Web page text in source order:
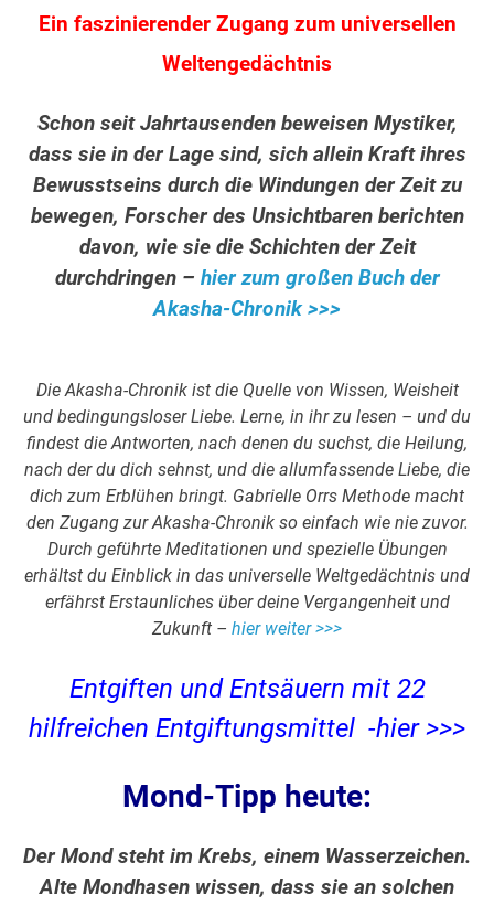
Ein faszinierender Zugang zum universellen
Weltengedächtnis
Schon seit Jahrtausenden beweisen Mystiker,
dass sie in der Lage sind, sich allein Kraft ihres
Bewusstseins durch die Windungen der Zeit zu
bewegen, Forscher des Unsichtbaren berichten
davon, wie sie die Schichten der Zeit
durchdringen – hier zum großen Buch der
Akasha-Chronik >>>
Die Akasha-Chronik ist die Quelle von Wissen, Weisheit
und bedingungsloser Liebe. Lerne, in ihr zu lesen – und du
findest die Antworten, nach denen du suchst, die Heilung,
nach der du dich sehnst, und die allumfassende Liebe, die
dich zum Erblühen bringt. Gabrielle Orrs Methode macht
den Zugang zur Akasha-Chronik so einfach wie nie zuvor.
Durch geführte Meditationen und spezielle Übungen
erhältst du Einblick in das universelle Weltgedächtnis und
erfährst Erstaunliches über deine Vergangenheit und
Zukunft – hier weiter >>>
Entgiften und Entsäuern mit 22
hilfreichen Entgiftungsmittel -hier >>>
Mond-Tipp heute:
Der Mond steht im Krebs, einem Wasserzeichen.
Alte Mondhasen wissen, dass sie an solchen